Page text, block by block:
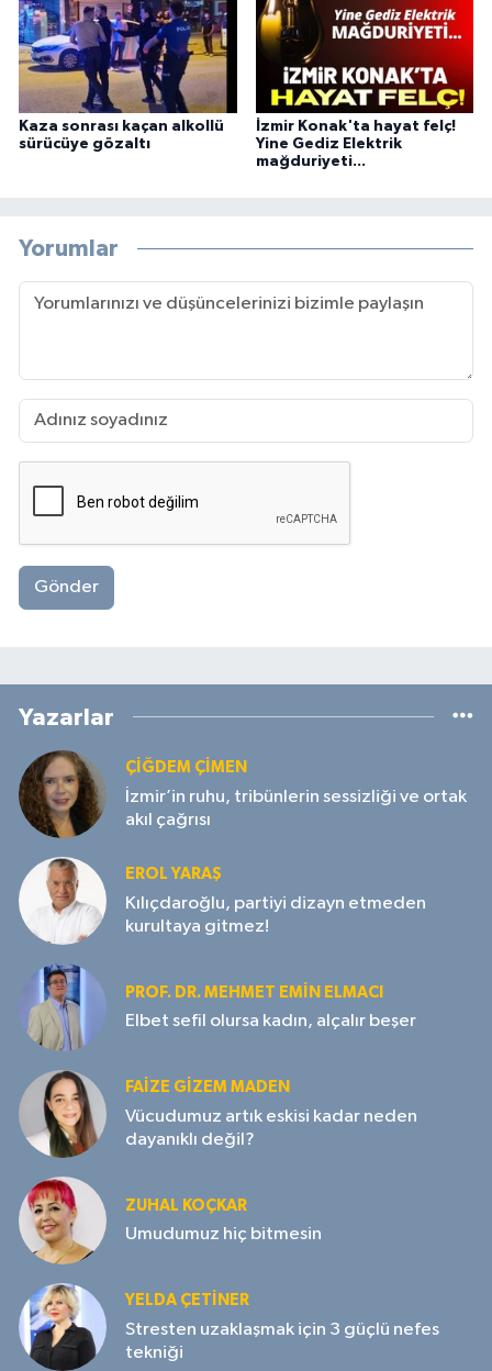
Kaza sonrası kaçan alkollü
sürücüye gözaltı
İzmir Konak'ta hayat felç!
Yine Gediz Elektrik
mağduriyeti...
Yorumlar
Gönder
Yazarlar
ÇIĞDEM ÇIMEN
İzmir’in ruhu, tribünlerin sessizliği ve ortak
akıl çağrısı
EROL YARAŞ
Kılıçdaroğlu, partiyi dizayn etmeden
kurultaya gitmez!
PROF. DR. MEHMET EMIN ELMACI
Elbet sefil olursa kadın, alçalır beşer
FAIZE GIZEM MADEN
Vücudumuz artık eskisi kadar neden
dayanıklı değil?
ZUHAL KOÇKAR
Umudumuz hiç bitmesin
YELDA ÇETİNER
Stresten uzaklaşmak için 3 güçlü nefes
tekniği